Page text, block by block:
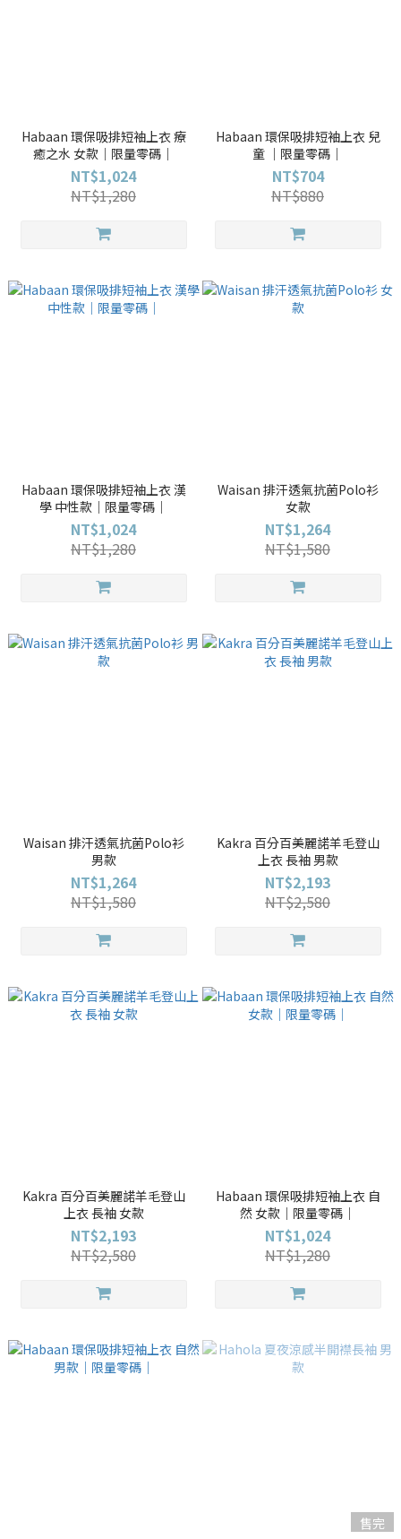
Habaan 環保吸排短袖上衣 療
癒之水 女款｜限量零碼｜
NT$1,024
NT$1,280
Habaan 環保吸排短袖上衣 兒
童 ｜限量零碼｜
NT$704
NT$880
Habaan 環保吸排短袖上衣 漢
學 中性款｜限量零碼｜
NT$1,024
NT$1,280
Waisan 排汗透氣抗菌Polo衫
女款
NT$1,264
NT$1,580
Waisan 排汗透氣抗菌Polo衫
男款
NT$1,264
NT$1,580
Kakra 百分百美麗諾羊毛登山
上衣 長袖 男款
NT$2,193
NT$2,580
Kakra 百分百美麗諾羊毛登山
上衣 長袖 女款
NT$2,193
NT$2,580
Habaan 環保吸排短袖上衣 自
然 女款｜限量零碼｜
NT$1,024
NT$1,280
售完